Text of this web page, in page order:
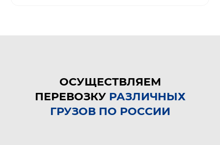
ОСУЩЕСТВЛЯЕМ
ПЕРЕВОЗКУРАЗЛИЧНЫХ
ГРУЗОВ ПО РОССИИ